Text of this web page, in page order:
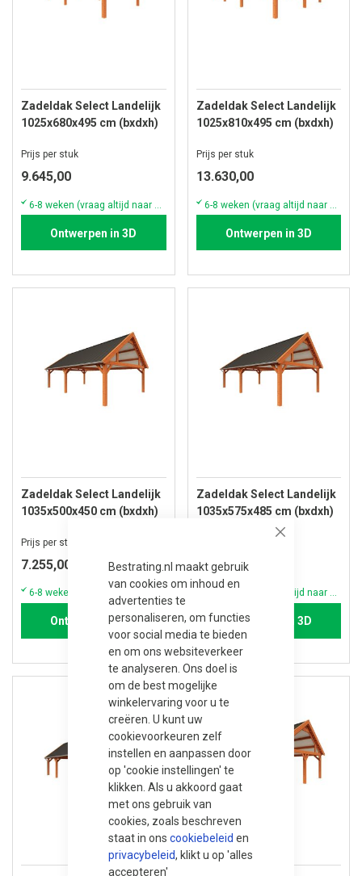
Bestrating.nl maakt gebruik
van cookies om inhoud en
advertenties te
personaliseren, om functies
voor social media te bieden
en om ons websiteverkeer
te analyseren. Ons doel is
om de best mogelijke
winkelervaring voor u te
creëren. U kunt uw
cookievoorkeuren zelf
instellen en aanpassen door
op 'cookie instellingen' te
klikken. Als u akkoord gaat
met ons gebruik van
cookies, zoals beschreven
staat in ons cookiebeleid en
privacybeleid, klikt u op 'alles
accepteren'
Zadeldak Select Landelijk
1025x680x495 cm (bxdxh)
Prijs per stuk
9.645,00
Ontwerpen in 3D
Zadeldak Select Landelijk
1025x810x495 cm (bxdxh)
Prijs per stuk
13.630,00
Ontwerpen in 3D
Zadeldak Select Landelijk
1035x500x450 cm (bxdxh)
Prijs per stuk
7.255,00
Ontwerpen in 3D
Zadeldak Select Landelijk
1035x575x485 cm (bxdxh)
7.835,00
6-8 weken (vraag altijd naar de actuele voorraad & levertijd)
Ontwerpen in 3D